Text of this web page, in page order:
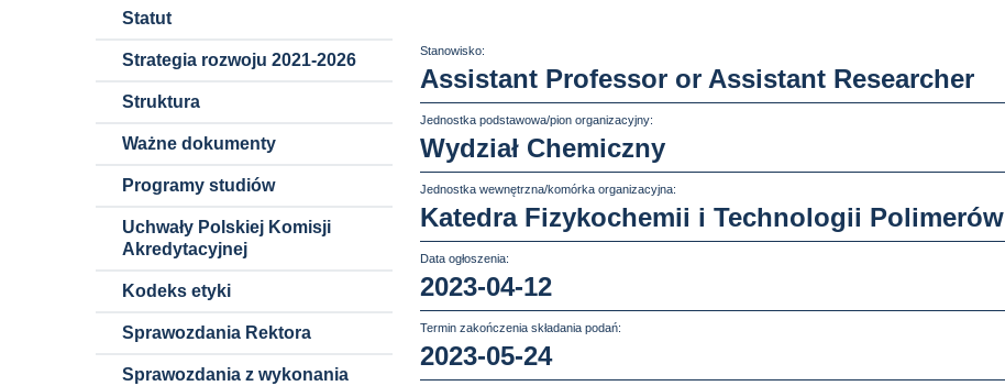
Statut
Strategia rozwoju 2021-2026
Struktura
Ważne dokumenty
Programy studiów
Uchwały Polskiej Komisji
Akredytacyjnej
Kodeks etyki
Sprawozdania Rektora
Sprawozdania z wykonania
Stanowisko:
Assistant Professor or Assistant Researcher
Jednostka podstawowa/pion organizacyjny:
Wydział Chemiczny
Jednostka wewnętrzna/komórka organizacyjna:
Katedra Fizykochemii i Technologii Polimerów
Data ogłoszenia:
2023-04-12
Termin zakończenia składania podań:
2023-05-24